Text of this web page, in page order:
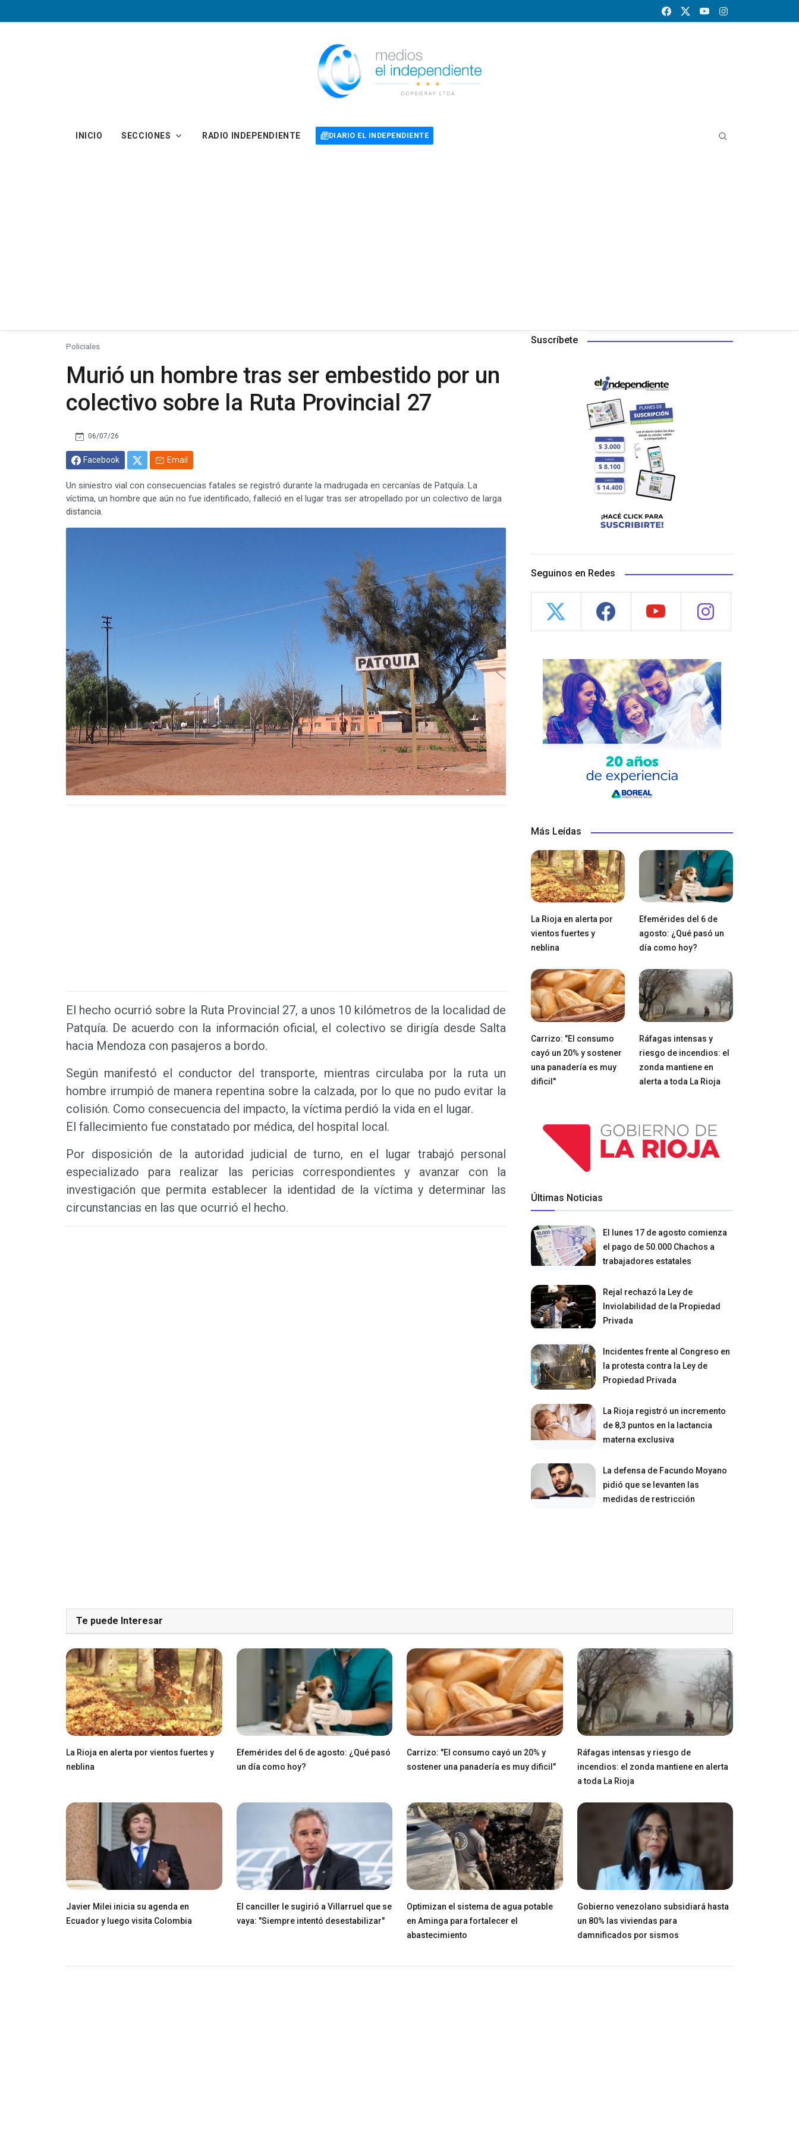
INICIO SECCIONES RADIO INDEPENDIENTE DIARIO EL INDEPENDIENTE
Policiales
Murió un hombre tras ser embestido por un
colectivo sobre la Ruta Provincial 27
06/07/26
Facebook Email
Un siniestro vial con consecuencias fatales se registró durante la madrugada en cercanías de Patquía. La
víctima, un hombre que aún no fue identificado, falleció en el lugar tras ser atropellado por un colectivo de larga
distancia.
El hecho ocurrió sobre la Ruta Provincial 27, a unos 10 kilómetros de la localidad de
Patquía. De acuerdo con la información oficial, el colectivo se dirigía desde Salta
hacia Mendoza con pasajeros a bordo.
Según manifestó el conductor del transporte, mientras circulaba por la ruta un
hombre irrumpió de manera repentina sobre la calzada, por lo que no pudo evitar la
colisión. Como consecuencia del impacto, la víctima perdió la vida en el lugar.
El fallecimiento fue constatado por médica, del hospital local.
Por disposición de la autoridad judicial de turno, en el lugar trabajó personal
especializado para realizar las pericias correspondientes y avanzar con la
investigación que permita establecer la identidad de la víctima y determinar las
circunstancias en las que ocurrió el hecho.
Suscríbete
Seguinos en Redes
Más Leídas
La Rioja en alerta por
vientos fuertes y
neblina
Efemérides del 6 de
agosto: ¿Qué pasó un
día como hoy?
Carrizo: "El consumo
cayó un 20% y sostener
una panadería es muy
dificil"
Ráfagas intensas y
riesgo de incendios: el
zonda mantiene en
alerta a toda La Rioja
Últimas Noticias
El lunes 17 de agosto comienza
el pago de 50.000 Chachos a
trabajadores estatales
Rejal rechazó la Ley de
Inviolabilidad de la Propiedad
Privada
Incidentes frente al Congreso en
la protesta contra la Ley de
Propiedad Privada
La Rioja registró un incremento
de 8,3 puntos en la lactancia
materna exclusiva
La defensa de Facundo Moyano
pidió que se levanten las
medidas de restricción
Te puede Interesar
La Rioja en alerta por vientos fuertes y
neblina
Efemérides del 6 de agosto: ¿Qué pasó
un día como hoy?
Carrizo: "El consumo cayó un 20% y
sostener una panadería es muy dificil"
Ráfagas intensas y riesgo de
incendios: el zonda mantiene en alerta
a toda La Rioja
Javier Milei inicia su agenda en
Ecuador y luego visita Colombia
El canciller le sugirió a Villarruel que se
vaya: "Siempre intentó desestabilizar"
Optimizan el sistema de agua potable
en Aminga para fortalecer el
abastecimiento
Gobierno venezolano subsidiará hasta
un 80% las viviendas para
damnificados por sismos